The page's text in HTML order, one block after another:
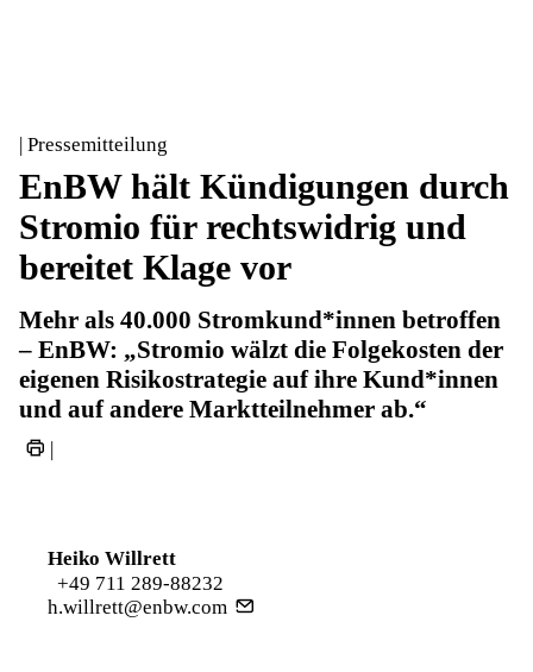
| Pressemitteilung
EnBW hält Kündigungen durch
Stromio für rechtswidrig und
bereitet Klage vor
Mehr als 40.000 Stromkund*innen betroffen
– EnBW: „Stromio wälzt die Folgekosten der
eigenen Risikostrategie auf ihre Kund*innen
und auf andere Marktteilnehmer ab.“
|
Heiko Willrett
+49 711 289-88232
h.willrett@enbw.com